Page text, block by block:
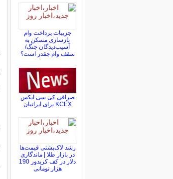
جزییات پرداخت وام
بازسازی مسکن به
آسیب‌دیدگان جنگ/
سقف وام چقدر است؟
صرافی کی سی ایکس
KCEX برای ایرانیان
رشد لاک‌پشتی قیمت‌ها
در بازار طلا | ماندگاری
دلار در کف کریدور 190
هزار تومانی